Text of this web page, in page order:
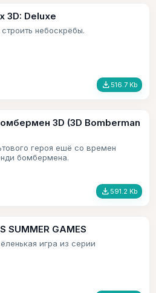
3D: Deluxe
небоскрёбы.
file_download 516.7 Kb
3D (3D Bomberman
героя ешё со времен
бомбермена.
file_download 591.2 Kb
SUMMER GAMES
игра из серии